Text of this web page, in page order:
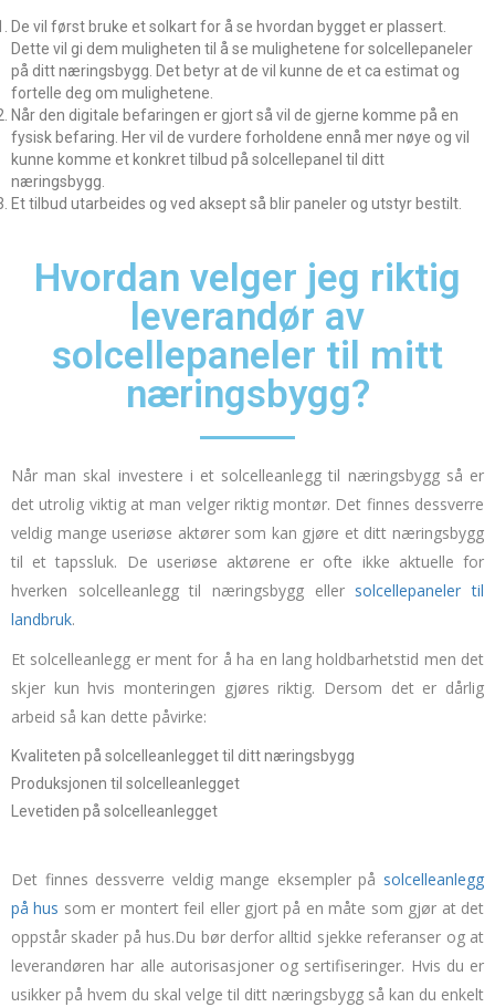
De vil først bruke et solkart for å se hvordan bygget er plassert.
Dette vil gi dem muligheten til å se mulighetene for solcellepaneler
på ditt næringsbygg. Det betyr at de vil kunne de et ca estimat og
fortelle deg om mulighetene.
Når den digitale befaringen er gjort så vil de gjerne komme på en
fysisk befaring. Her vil de vurdere forholdene ennå mer nøye og vil
kunne komme et konkret tilbud på solcellepanel til ditt
næringsbygg.
Et tilbud utarbeides og ved aksept så blir paneler og utstyr bestilt.
Hvordan velger jeg riktig
leverandør av
solcellepaneler til mitt
næringsbygg?
Når man skal investere i et solcelleanlegg til næringsbygg så er
det utrolig viktig at man velger riktig montør. Det finnes dessverre
veldig mange useriøse aktører som kan gjøre et ditt næringsbygg
til et tapssluk. De useriøse aktørene er ofte ikke aktuelle for
hverken solcelleanlegg til næringsbygg eller solcellepaneler til
landbruk.
Et solcelleanlegg er ment for å ha en lang holdbarhetstid men det
skjer kun hvis monteringen gjøres riktig. Dersom det er dårlig
arbeid så kan dette påvirke:
Kvaliteten på solcelleanlegget til ditt næringsbygg
Produksjonen til solcelleanlegget
Levetiden på solcelleanlegget
Det finnes dessverre veldig mange eksempler på solcelleanlegg
på hus som er montert feil eller gjort på en måte som gjør at det
oppstår skader på hus.Du bør derfor alltid sjekke referanser og at
leverandøren har alle autorisasjoner og sertifiseringer. Hvis du er
usikker på hvem du skal velge til ditt næringsbygg så kan du enkelt